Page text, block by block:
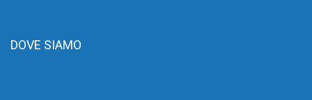
DOVE SIAMO